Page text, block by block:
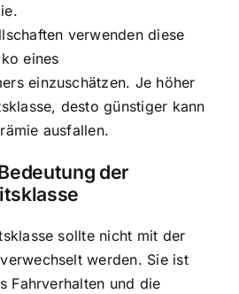
verwenden diese
eines
einzuschätzen. Je höher
desto günstiger kann
ausfallen.
der
sollte nicht mit der
werden. Sie ist
Fahrverhalten und die